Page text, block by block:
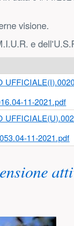
visione.
e
11-2021.pdf
11-2021.pdf